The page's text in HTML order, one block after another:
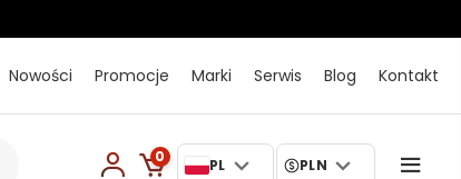
Nowości Promocje Marki Serwis Blog Kontakt
0 PL PLN